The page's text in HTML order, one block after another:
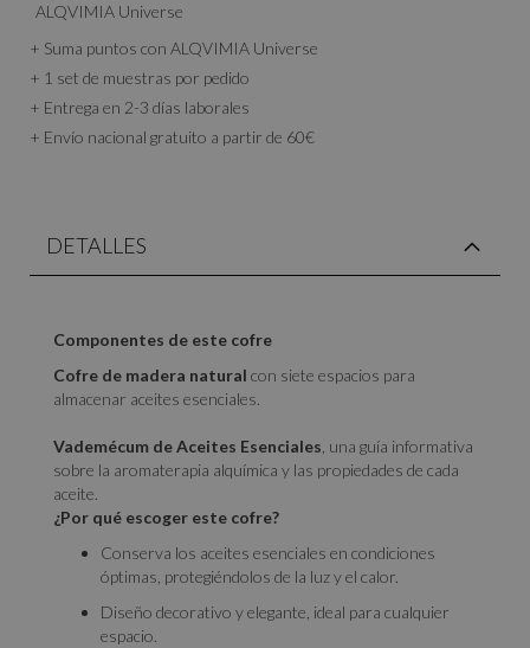
ALQVIMIA Universe
+ Suma puntos con ALQVIMIA Universe
+ 1 set de muestras por pedido
+ Entrega en 2-3 días laborales
+ Envío nacional gratuito a partir de 60€
DETALLES
Componentes de este cofre
Cofre de madera natural con siete espacios para
almacenar aceites esenciales.
Vademécum de Aceites Esenciales , una guía informativa
sobre la aromaterapia alquímica y las propiedades de cada
aceite.
¿Por qué escoger este cofre?
Conserva los aceites esenciales en condiciones
óptimas, protegiéndolos de la luz y el calor.
Diseño decorativo y elegante, ideal para cualquier
espacio.